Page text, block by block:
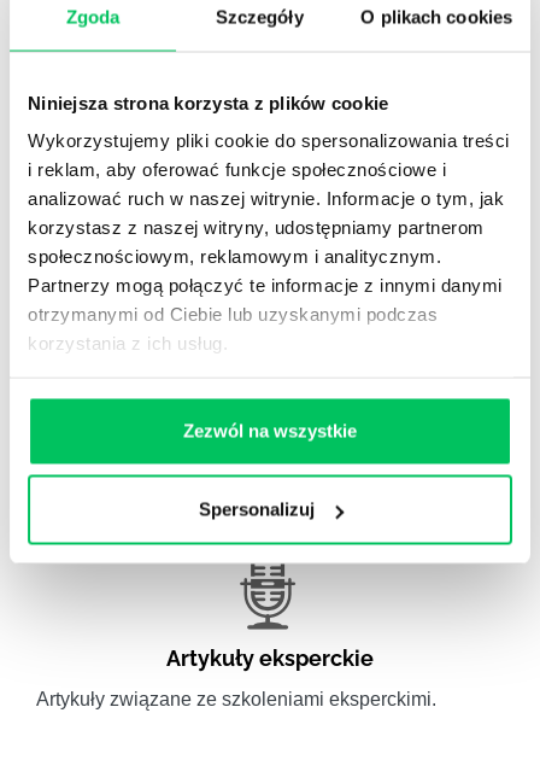
Zgoda Szczegóły O plikach cookies
Niniejsza strona korzysta z plików cookie
Wykorzystujemy pliki cookie do spersonalizowania treści
i reklam, aby oferować funkcje społecznościowe i
analizować ruch w naszej witrynie. Informacje o tym, jak
korzystasz z naszej witryny, udostępniamy partnerom
społecznościowym, reklamowym i analitycznym.
Partnerzy mogą połączyć te informacje z innymi danymi
otrzymanymi od Ciebie lub uzyskanymi podczas
korzystania z ich usług.
Zezwól na wszystkie
Spersonalizuj
WikiGamma,Delegowanie,HR
Autorskie raporty, wartościowy know-how, pigułki
wiedzy.
Gamma Q&A
Odpowiedzi na często pojawiające się pytania z
Artykuły eksperckie
Artykuły związane ze szkoleniami eksperckimi.